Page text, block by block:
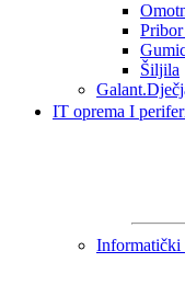
Šiljila
IT oprema I
Informatički